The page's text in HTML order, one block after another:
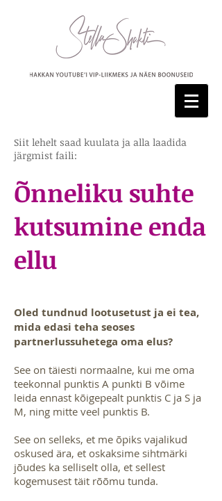
Siit lehelt saad kuulata ja alla laadida
järgmist faili:
Õnneliku suhte
kutsumine enda
ellu
Oled tundnud lootusetust ja ei tea,
mida edasi teha seoses
partnerlussuhetega oma elus?
See on täiesti normaalne, kui me oma
teekonnal punktis A punkti B võime
leida ennast kõigepealt punktis C ja S ja
M, ning mitte veel punktis B.
See on selleks, et me õpiks vajalikud
oskused ära, et oskaksime sihtmärki
jõudes ka selliselt olla, et sellest
kogemusest täit rõõmu tunda.